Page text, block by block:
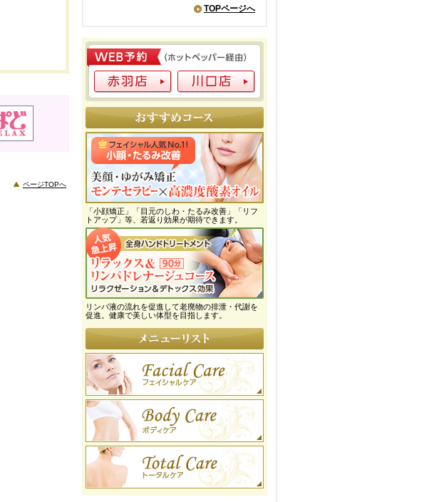
ページTOPへ
TOPページへ
「小顔矯正」「目元のしわ・たるみ改善」「リフ
トアップ」等、若返り効果が期待できます。
リンパ液の流れを促進して老廃物の排泄・代謝を
促進。健康で美しい体型を目指します。